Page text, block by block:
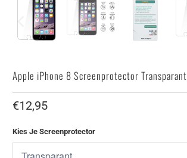
Apple iPhone 8 Screenprotector Transparant
€12,95
Kies Je Screenprotector